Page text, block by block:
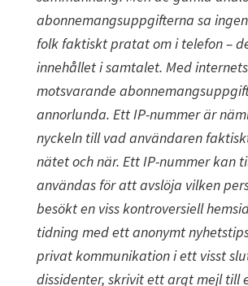
abonnemangsuppgifterna sa
folk faktiskt pratat om i telefon –
innehållet i samtalet. Med internets
motsvarande
annorlunda. Ett IP-nummer är
nyckeln till vad användaren
nätet och när. Ett IP-nummer kan
användas för att avslöja vilken
besökt en viss kontroversiell
tidning med ett anonymt
privat kommunikation i ett visst
dissidenter, skrivit ett argt mejl till